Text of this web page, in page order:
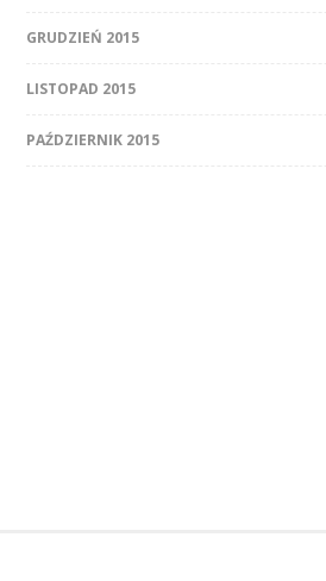
GRUDZIEŃ 2015
LISTOPAD 2015
PAŹDZIERNIK 2015